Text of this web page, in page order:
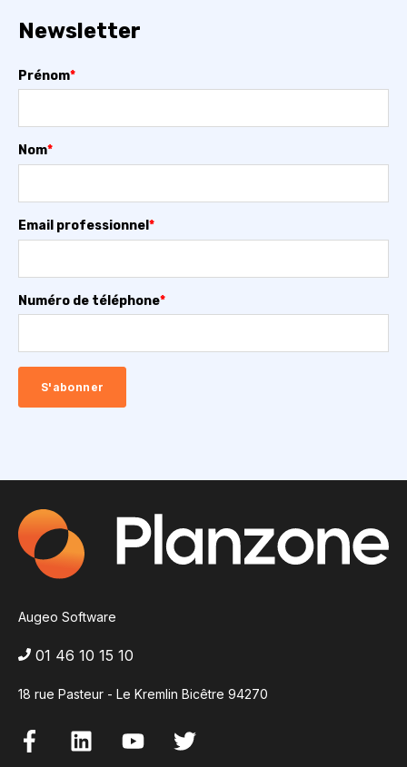
Newsletter
Prénom*
Nom*
Email professionnel *
Numéro de téléphone*
Augeo Software
01 46 10 15 10
18 rue Pasteur - Le Kremlin Bicêtre 94270